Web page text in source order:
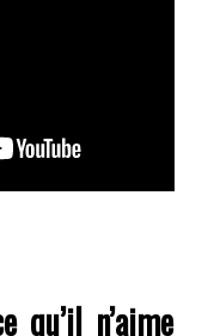
qu’il n’aime